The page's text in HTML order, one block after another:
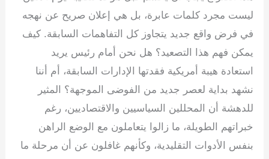
ليست مجرد كلمات عابرة، بل هي إعلان صريح عن نهجه
في فرض واقع جديد يتجاوز كل التفاهمات السابقة. كيف
يمكن فهم هذا التصعيد؟ هل نحن أمام رئيس يريد
استعادة هيبة أمريكية فقدتها الإدارات السابقة، أم أننا
نشهد بداية لعصر جديد من الفوضى الموجهة؟ المثير
للدهشة أن المحللين السياسيين والاقتصاديين، رغم
خبراتهم الطويلة، ما زالوا يتعاملون مع الوضع الراهن
بنفس الأدوات التقليدية، وكأنهم غافلون عن أن مرحلة ما